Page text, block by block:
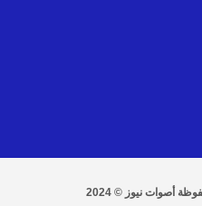
أصوات نيوز © 2024